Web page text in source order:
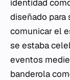
identidad
diseñado para
comunicar el
se estaba
eventos
banderola